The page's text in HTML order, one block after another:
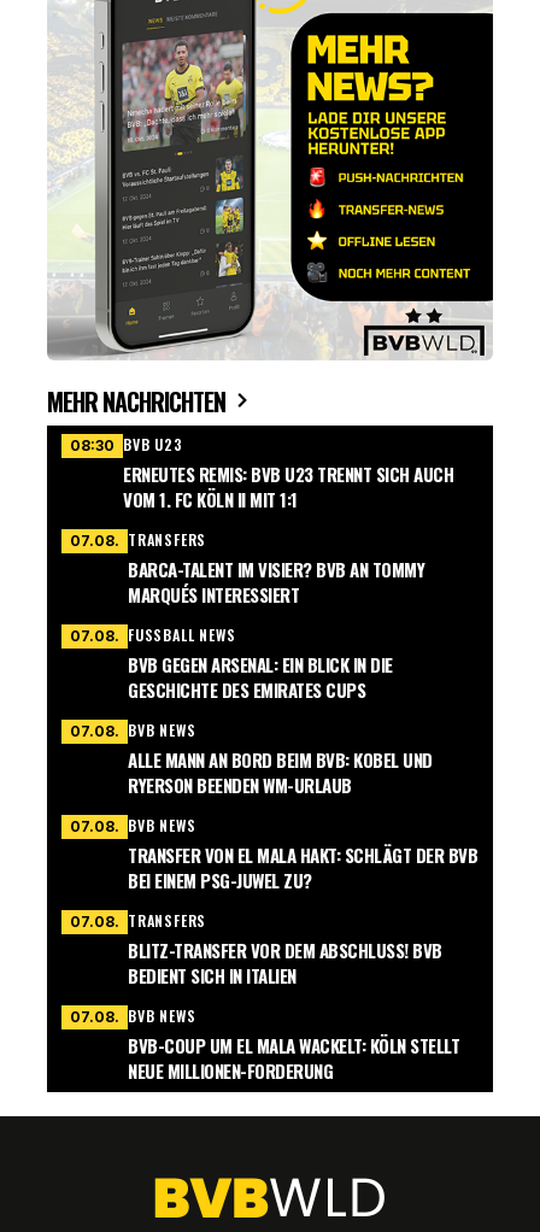
MEHR NACHRICHTEN
08:30 BVB U23
ERNEUTES REMIS: BVB U23 TRENNT SICH AUCH
VOM 1. FC KÖLN II MIT 1:1
07.08. TRANSFERS
BARCA-TALENT IM VISIER? BVB AN TOMMY
MARQUÉS INTERESSIERT
07.08. FUSSBALL NEWS
BVB GEGEN ARSENAL: EIN BLICK IN DIE
GESCHICHTE DES EMIRATES CUPS
07.08. BVB NEWS
ALLE MANN AN BORD BEIM BVB: KOBEL UND
RYERSON BEENDEN WM-URLAUB
07.08. BVB NEWS
TRANSFER VON EL MALA HAKT: SCHLÄGT DER BVB
BEI EINEM PSG-JUWEL ZU?
07.08. TRANSFERS
BLITZ-TRANSFER VOR DEM ABSCHLUSS! BVB
BEDIENT SICH IN ITALIEN
07.08. BVB NEWS
BVB-COUP UM EL MALA WACKELT: KÖLN STELLT
NEUE MILLIONEN-FORDERUNG